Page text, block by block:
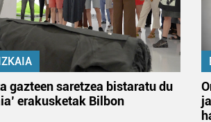
gazteen saretzea bistaratu du
erakusketak Bilbon